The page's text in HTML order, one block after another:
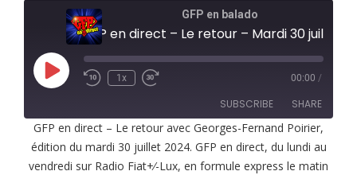
GFP en balado
Play
Episode
1x 00:00 /
SUBSCRIBE SHARE
RSS FEED
SHARE
GFP en direct – Le retour avec Georges-Fernand Poirier,
édition du mardi 30 juillet 2024. GFP en direct, du lundi au
vendredi sur Radio Fiat+⁄-Lux, en formule express le matin